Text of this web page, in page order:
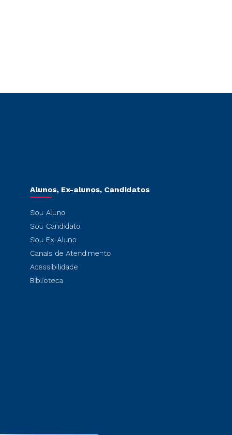
Alunos, Ex-alunos, Candidatos
Sou Aluno
Sou Candidato
Sou Ex-Aluno
Canais de Atendimento
Acessibilidade
Biblioteca